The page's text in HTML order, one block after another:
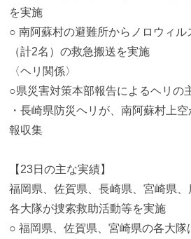
を実施
○ 南阿蘇村の避難所からノロウィ
（計2名）の救急搬送を実施
〈ヘリ関係〉
○県災害対策本部報告によるヘリの
・長崎県防災ヘリが、南阿蘇村上
報収集
【23日の主な実績】
福岡県、佐賀県、長崎県、宮崎県
各大隊が捜索救助活動等を実施
○ 福岡県、佐賀県、宮崎県の各大隊